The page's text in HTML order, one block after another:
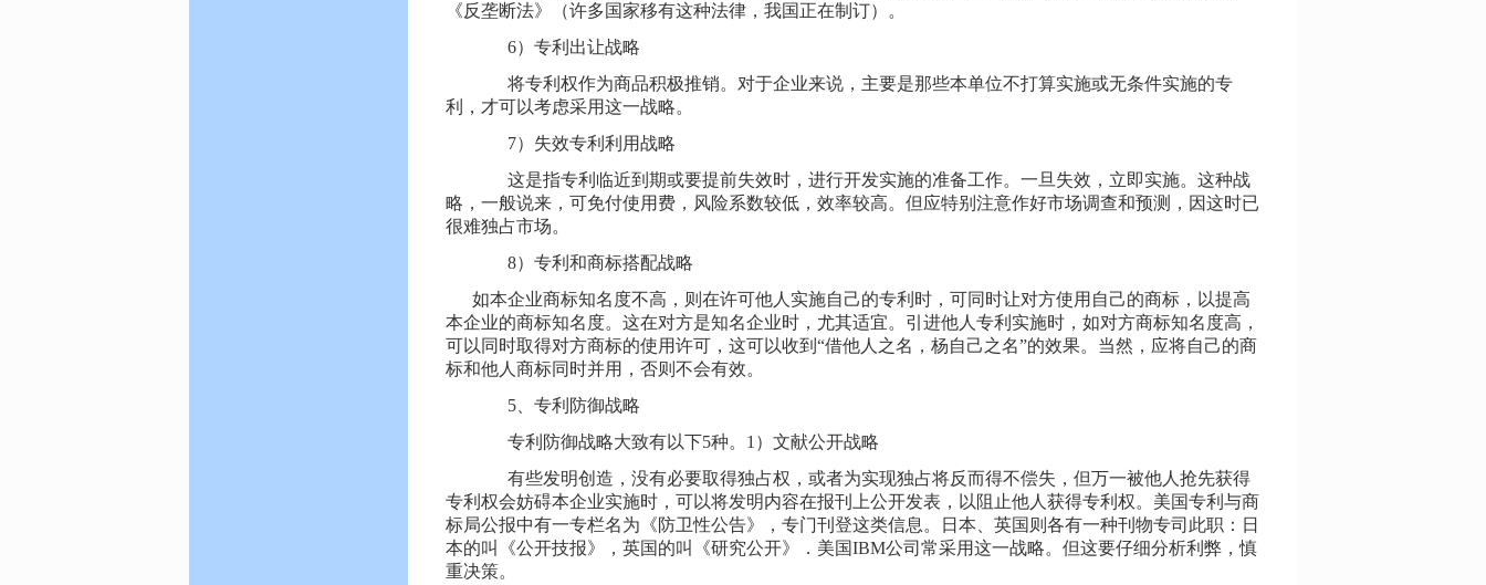
《反垄断法》（许多国家移有这种法律，我国正在制订）。
6）专利出让战略
将专利权作为商品积极推销。对于企业来说，主要是那些本单位不打算实施或无条件实施的专
利，才可以考虑采用这一战略。
7）失效专利利用战略
这是指专利临近到期或要提前失效时，进行开发实施的准备工作。一旦失效，立即实施。这种战
略，一般说来，可免付使用费，风险系数较低，效率较高。但应特别注意作好市场调查和预测，因这时已
很难独占市场。
8）专利和商标搭配战略
如本企业商标知名度不高，则在许可他人实施自己的专利时，可同时让对方使用自己的商标，以提高
本企业的商标知名度。这在对方是知名企业时，尤其适宜。引进他人专利实施时，如对方商标知名度高，
可以同时取得对方商标的使用许可，这可以收到“借他人之名，杨自己之名”的效果。当然，应将自己的商
标和他人商标同时并用，否则不会有效。
5、专利防御战略
专利防御战略大致有以下5种。1）文献公开战略
有些发明创造，没有必要取得独占权，或者为实现独占将反而得不偿失，但万一被他人抢先获得
专利权会妨碍本企业实施时，可以将发明内容在报刊上公开发表，以阻止他人获得专利权。美国专利与商
标局公报中有一专栏名为《防卫性公告》，专门刊登这类信息。日本、英国则各有一种刊物专司此职：日
本的叫《公开技报》，英国的叫《研究公开》．美国IBM公司常采用这一战略。但这要仔细分析利弊，慎
重决策。